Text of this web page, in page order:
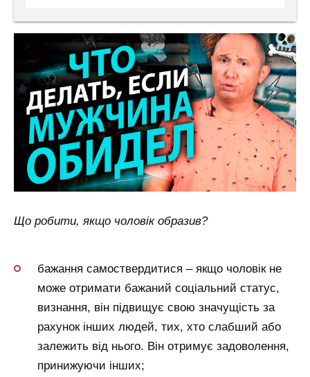
Що робити, якщо чоловік образив?
бажання самоствердитися – якщо чоловік не
може отримати бажаний соціальний статус,
визнання, він підвищує свою значущість за
рахунок інших людей, тих, хто слабший або
залежить від нього. Він отримує задоволення,
принижуючи інших;